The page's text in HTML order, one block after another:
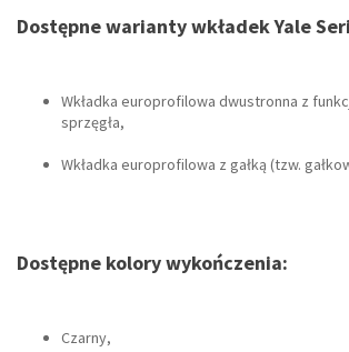
Dostępne warianty wkładek Yale
Wkładka europrofilowa dwustronna z
sprzęgła,
Wkładka europrofilowa z gałką (tzw.
Dostępne kolory wykończenia:
Czarny,